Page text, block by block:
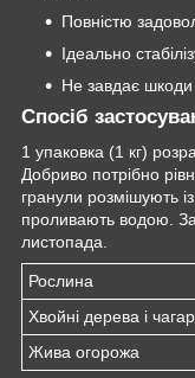
Повністю
Ідеально
Не завдає
Спосіб
1 упаковка (1 кг)
Добриво потрібно
гранули розмішують
проливають водою.
листопада.
Рослина
Хвойні дерева і
Жива огорожа